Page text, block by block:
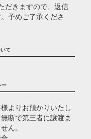
だきますので、返信
予めご了承くださ
て
ー
よりお預かりいたし
断で第三者に譲渡ま
ん。